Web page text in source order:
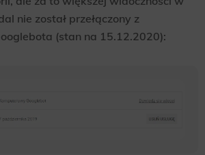
nie został przełączony z
(stan na 15.12.2020):